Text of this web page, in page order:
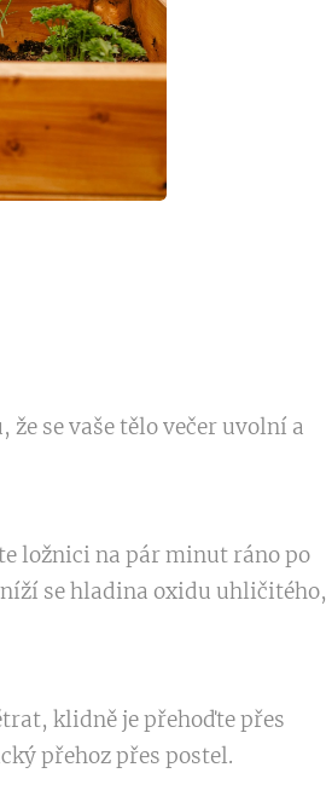
se vaše tělo večer uvolní a
ložnici na pár minut ráno po
se hladina oxidu uhličitého,
klidně je přehoďte přes
přehoz přes postel.